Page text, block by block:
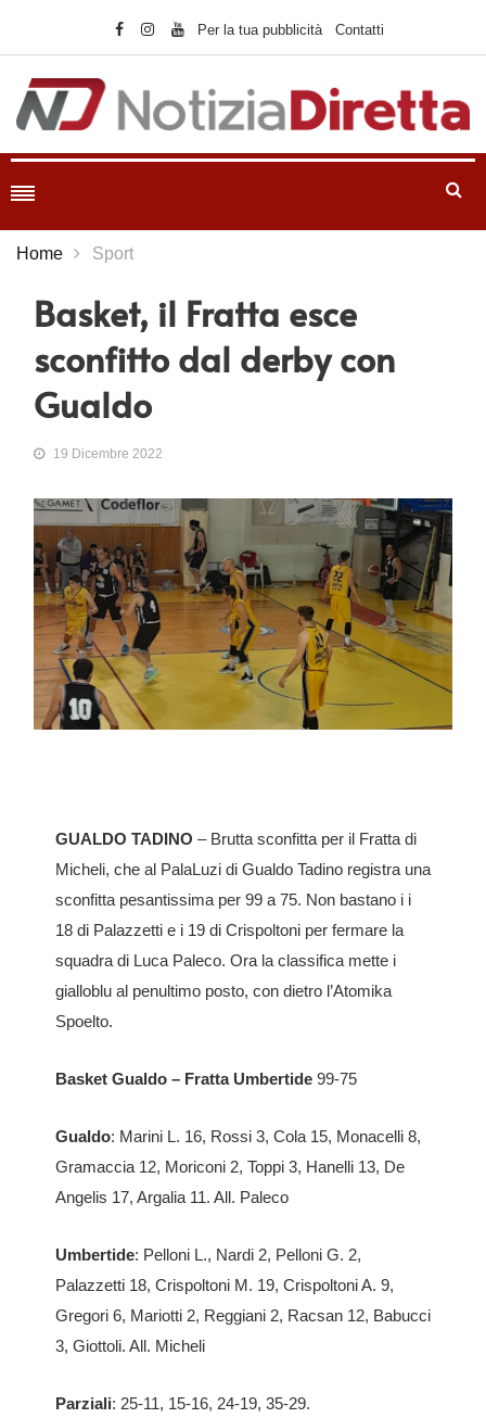
Per la tua pubblicità Contatti
Home Sport
Basket, il Fratta esce
sconfitto dal derby con
Gualdo
19 Dicembre 2022
GUALDO TADINO – Brutta sconfitta per il Fratta di
Micheli, che al PalaLuzi di Gualdo Tadino registra una
sconfitta pesantissima per 99 a 75. Non bastano i i
18 di Palazzetti e i 19 di Crispoltoni per fermare la
squadra di Luca Paleco. Ora la classifica mette i
gialloblu al penultimo posto, con dietro l’Atomika
Spoelto.
Basket Gualdo – Fratta Umbertide 99-75
Gualdo: Marini L. 16, Rossi 3, Cola 15, Monacelli 8,
Gramaccia 12, Moriconi 2, Toppi 3, Hanelli 13, De
Angelis 17, Argalia 11. All. Paleco
Umbertide: Pelloni L., Nardi 2, Pelloni G. 2,
Palazzetti 18, Crispoltoni M. 19, Crispoltoni A. 9,
Gregori 6, Mariotti 2, Reggiani 2, Racsan 12, Babucci
3, Giottoli. All. Micheli
Parziali: 25-11, 15-16, 24-19, 35-29.